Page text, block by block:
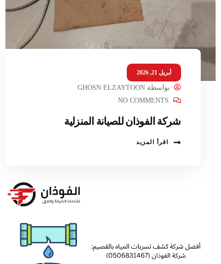
أبريل 21, 2026
بواسطةGHOSN ELZAYTOON
NO COMMENTS
شركة الفوذان للصيانة المنزلية
اقرأ المزيد